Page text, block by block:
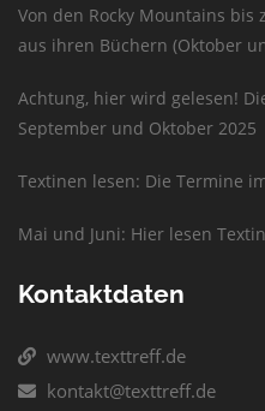
Von den Rocky Mountains
aus ihren Büchern (Oktober
Achtung, hier wird gelesen!
September und Oktober 2025
Textinen lesen: Die Termine
Mai und Juni: Hier lesen
Kontaktdaten
www.texttreff.de
kontakt@texttreff.de